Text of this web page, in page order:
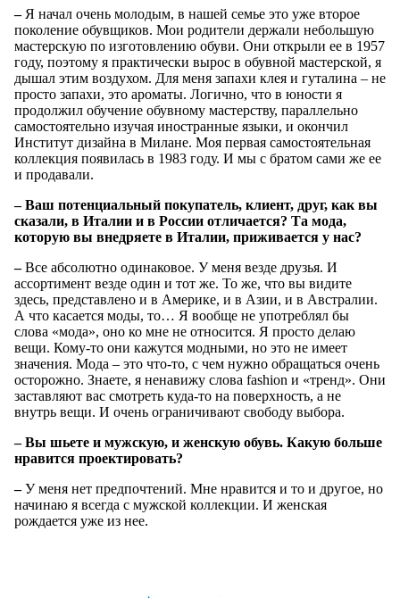
–Я начал очень молодым, в нашей семье это уже второе
поколение обувщиков. Мои родители держали небольшую
мастерскую по изготовлению обуви. Они открыли ее в 1957
году, поэтому я практически вырос в обувной мастерской, я
дышал этим воздухом. Для меня запахи клея и гуталина – не
просто запахи, это ароматы. Логично, что в юности я
продолжил обучение обувному мастерству, параллельно
самостоятельно изучая иностранные языки, и окончил
Институт дизайна в Милане. Моя первая самостоятельная
коллекция появилась в 1983 году. И мы с братом сами же ее
и продавали.
– Ваш потенциальный покупатель, клиент, друг, как вы
сказали, в Италии и в России отличается? Та мода,
которую вы внедряете в Италии, приживается у нас?
–Все абсолютно одинаковое. У меня везде друзья. И
ассортимент везде один и тот же. То же, что вы видите
здесь, представлено и в Америке, и в Азии, и в Австралии.
А что касается моды, то… Я вообще не употреблял бы
слова «мода», оно ко мне не относится. Я просто делаю
вещи. Кому-то они кажутся модными, но это не имеет
значения. Мода – это что-то, с чем нужно обращаться очень
осторожно. Знаете, я ненавижу слова fashion и «тренд». Они
заставляют вас смотреть куда-то на поверхность, а не
внутрь вещи. И очень ограничивают свободу выбора.
– Вы шьете и мужскую, и женскую обувь. Какую больше
нравится проектировать?
–У меня нет предпочтений. Мне нравится и то и другое, но
начинаю я всегда с мужской коллекции. И женская
рождается уже из нее.